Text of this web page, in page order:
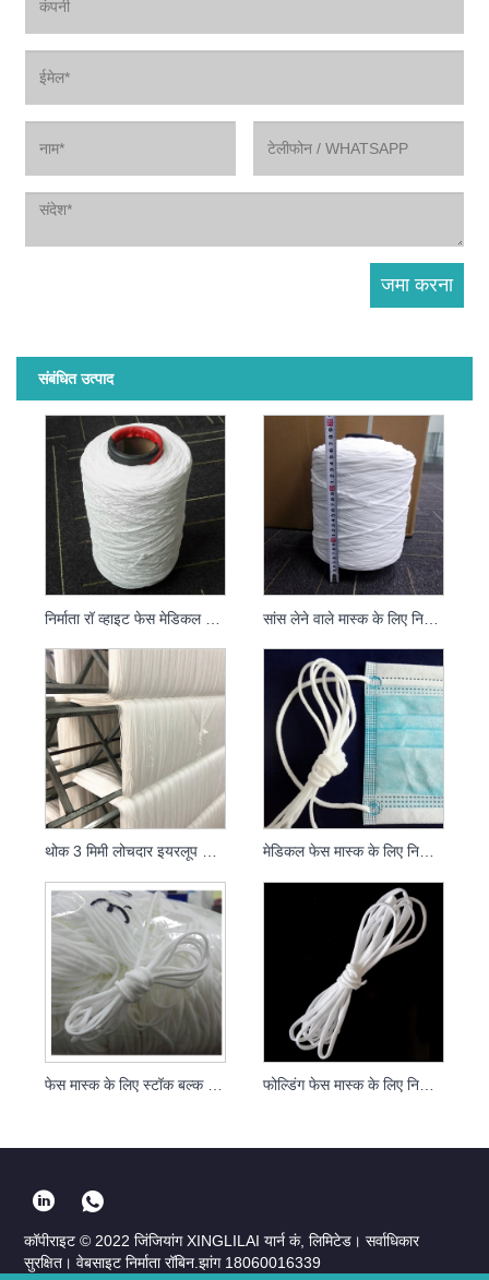
संबंधित उत्पाद
थोक 3 मिमी लोचदार इयरलूप गोल सफेद डिस्पोजेबल फेस मास्क कान स्ट्रिंग बैंड कॉर्ड रस्सी मेडिकल फेस मास्क के लिए निर्माता सफेद 3 मिमी गोल लोचदार समायोज्य ईयर लूप
फेस मास्क के लिए स्टॉक बल्क मास्क सामग्री सफेद डिस्पोजेबल इलास्टिक इयरलूप ईयर रोप फोल्डिंग फेस मास्क के लिए निर्माता सफेद काला 5 मिमी इयरलूप राउंड इलास्टिक बैंड
कॉपीराइट © 2022 जिंजियांग XINGLILAI यार्न कं, लिमिटेड। सर्वाधिकार
सुरक्षित। वेबसाइट निर्माता रॉबिन.झांग 18060016339